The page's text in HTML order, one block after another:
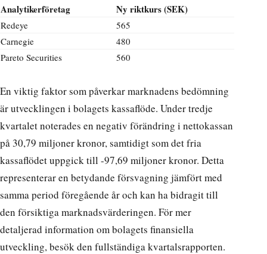
Analytikerföretag Ny riktkurs (SEK)
Redeye
565
Carnegie
480
Pareto Securities
560
En viktig faktor som påverkar marknadens bedömning
är utvecklingen i bolagets kassaflöde. Under tredje
kvartalet noterades en negativ förändring i nettokassan
på 30,79 miljoner kronor, samtidigt som det fria
kassaflödet uppgick till -97,69 miljoner kronor. Detta
representerar en betydande försvagning jämfört med
samma period föregående år och kan ha bidragit till
den försiktiga marknadsvärderingen. För mer
detaljerad information om bolagets finansiella
utveckling, besökden fullständiga kvartalsrapporten.